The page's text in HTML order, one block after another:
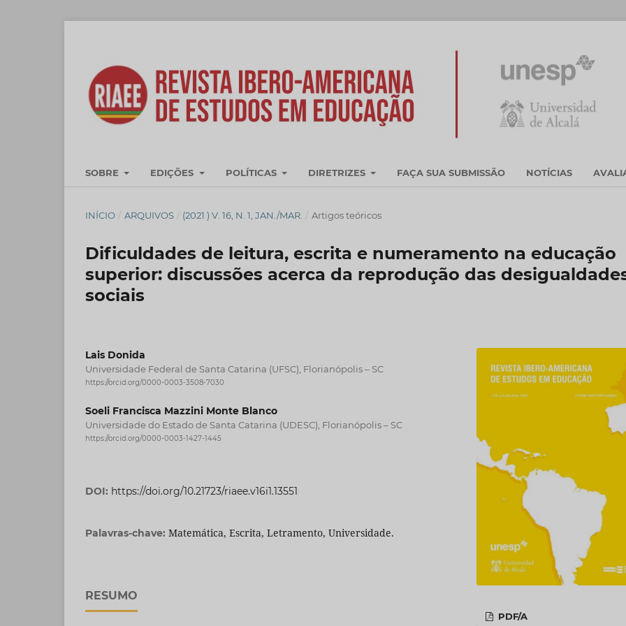
SOBRE EDIÇÕES POLÍTICAS DIRETRIZES FAÇA SUA SUBMISSÃO NOTÍCIAS
INÍCIO / ARQUIVOS / (2021 ) V. 16, N. 1, JAN./MAR. / Artigos teóricos
Dificuldades de leitura, escrita e numeramento na educação
superior: discussões acerca da reprodução das
sociais
Lais Donida
Universidade Federal de Santa Catarina (UFSC), Florianópolis – SC
https://orcid.org/0000-0003-3508-7030
Soeli Francisca Mazzini Monte Blanco
Universidade do Estado de Santa Catarina (UDESC), Florianópolis – SC
https://orcid.org/0000-0003-1427-1445
DOI: https://doi.org/10.21723/riaee.v16i1.13551
Palavras-chave: Matemática, Escrita, Letramento, Universidade.
RESUMO
PDF/A